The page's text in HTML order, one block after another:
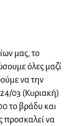
μας, το
όλες μαζί
να την
03 (Κυριακή)
το βράδυ και
προσκαλεί να